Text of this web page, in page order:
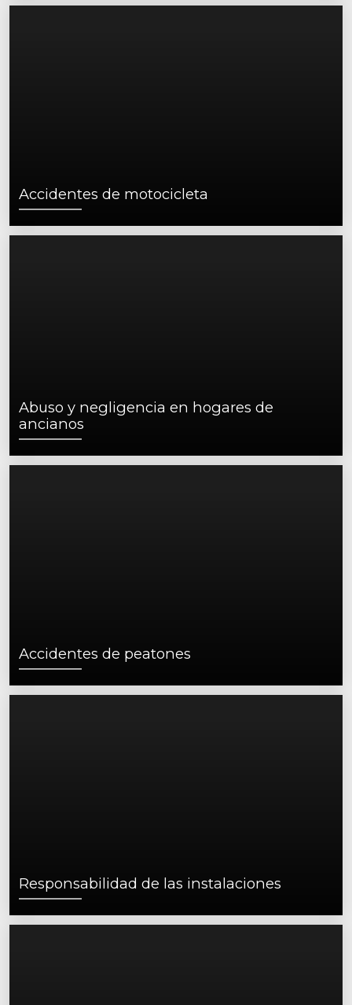
Accidentes de motocicleta
Abuso y negligencia en hogares de
ancianos
Accidentes de peatones
Responsabilidad de las instalaciones